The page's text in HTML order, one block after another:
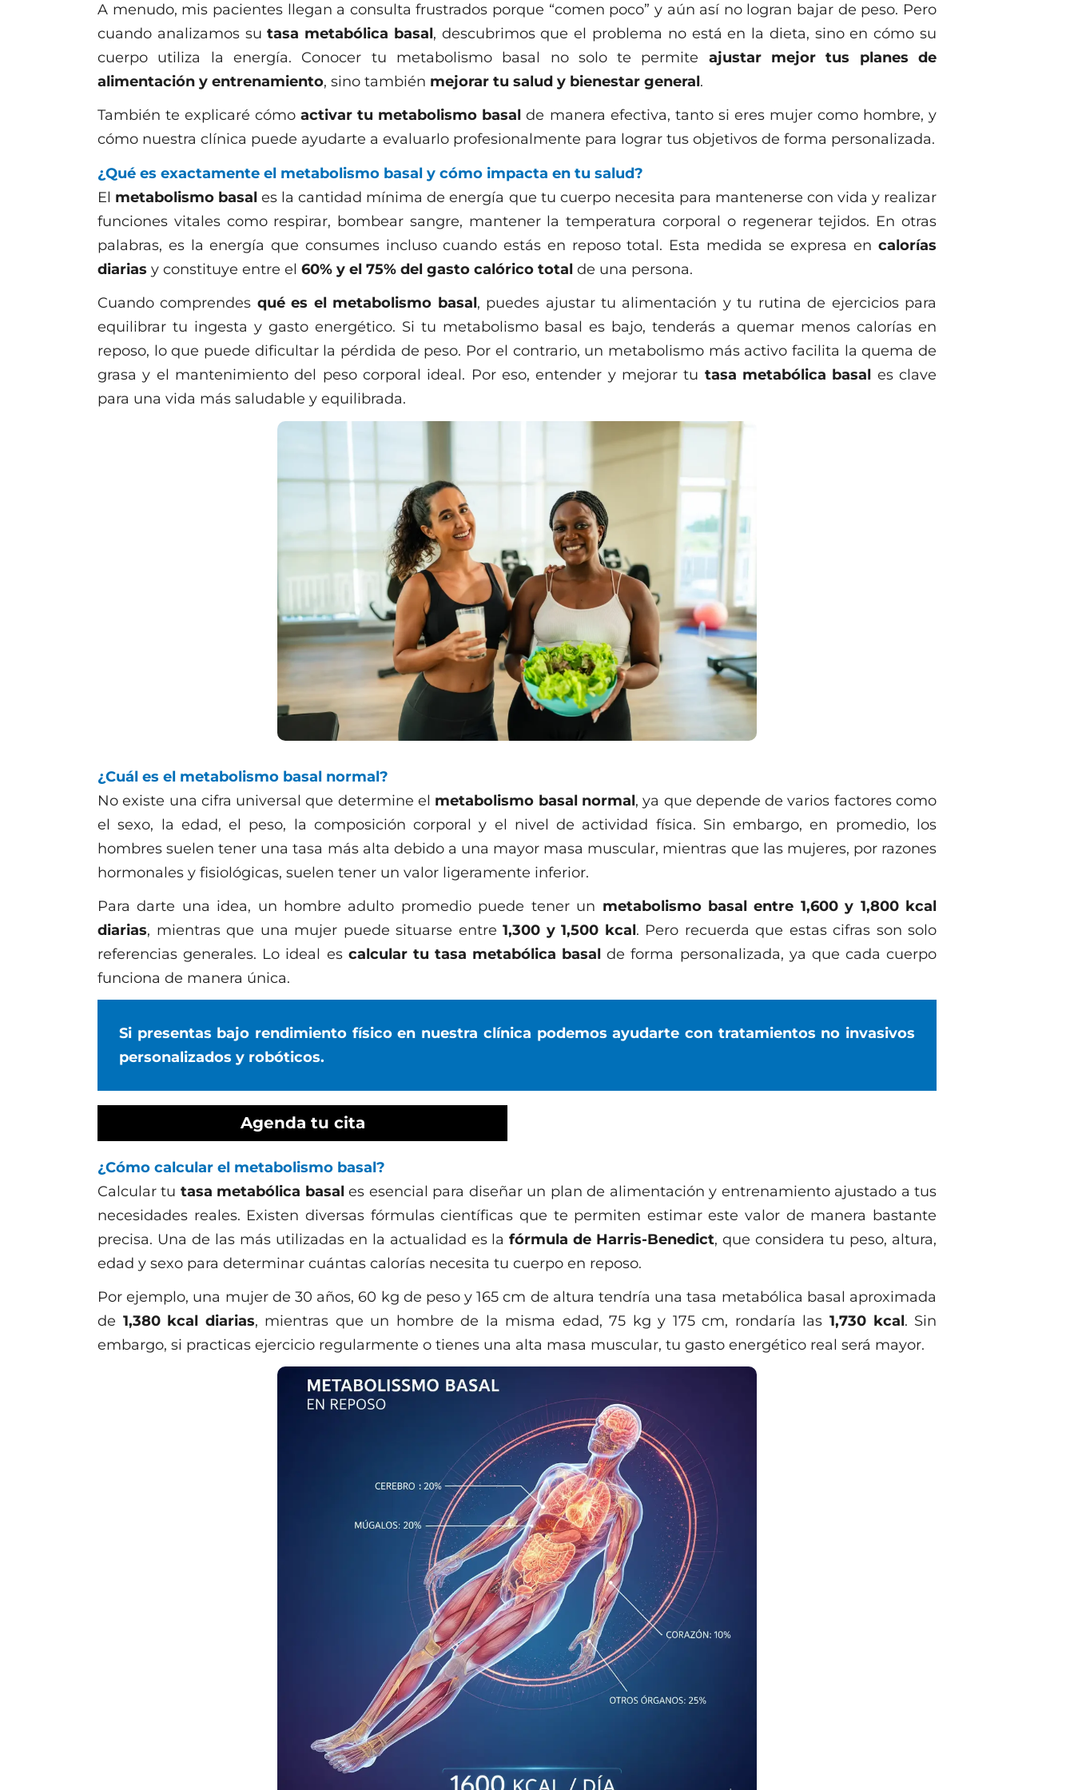
A menudo, mis pacientes llegan a consulta frustrados porque “comen poco” y aún así no logran bajar de peso. Pero
cuando analizamos sutasa metabólica basal, descubrimos que el problema no está en la dieta, sino en cómo su
cuerpo utiliza la energía. Conocer tu metabolismo basal no solo te permite ajustar mejor tus planes de
alimentación y entrenamiento, sino también mejorar tu salud y bienestar general.
También te explicaré cómoactivar tu metabolismo basal de manera efectiva, tanto si eres mujer como hombre, y
cómo nuestra clínica puede ayudarte a evaluarlo profesionalmente para lograr tus objetivos de forma personalizada.
¿Qué es exactamente el metabolismo basal y cómo impacta en tu salud?
El metabolismo basal es la cantidad mínima de energía que tu cuerpo necesita para mantenerse con vida y realizar
funciones vitales como respirar, bombear sangre, mantener la temperatura corporal o regenerar tejidos. En otras
palabras, es la energía que consumes incluso cuando estás en reposo total. Esta medida se expresa en calorías
diarias y constituye entre el 60% y el 75% del gasto calórico total de una persona.
Cuando comprendes qué es el metabolismo basal, puedes ajustar tu alimentación y tu rutina de ejercicios para
equilibrar tu ingesta y gasto energético. Si tu metabolismo basal es bajo, tenderás a quemar menos calorías en
reposo, lo que puede dificultar la pérdida de peso. Por el contrario, un metabolismo más activo facilita la quema de
grasa y el mantenimiento del peso corporal ideal. Por eso, entender y mejorar tu tasa metabólica basal es clave
para una vida más saludable y equilibrada.
¿Cuál es el metabolismo basal normal?
No existe una cifra universal que determine el metabolismo basal normal, ya que depende de varios factores como
el sexo, la edad, el peso, la composición corporal y el nivel de actividad física. Sin embargo, en promedio, los
hombres suelen tener una tasa más alta debido a una mayor masa muscular, mientras que las mujeres, por razones
hormonales y fisiológicas, suelen tener un valor ligeramente inferior.
Para darte una idea, un hombre adulto promedio puede tener un metabolismo basal entre 1,600 y 1,800 kcal
diarias, mientras que una mujer puede situarse entre 1,300 y 1,500 kcal. Pero recuerda que estas cifras son solo
referencias generales. Lo ideal es calcular tu tasa metabólica basal de forma personalizada, ya que cada cuerpo
funciona de manera única.
Si presentas bajo rendimiento físico en nuestra clínica podemos ayudarte con tratamientos no invasivos
personalizados y robóticos.
Agenda tu cita
¿Cómo calcular el metabolismo basal?
Calcular tu tasa metabólica basales esencial para diseñar un plan de alimentación y entrenamiento ajustado a tus
necesidades reales. Existen diversas fórmulas científicas que te permiten estimar este valor de manera bastante
precisa. Una de las más utilizadas en la actualidad es lafórmula de Harris-Benedict, que considera tu peso, altura,
edad y sexo para determinar cuántas calorías necesita tu cuerpo en reposo.
Por ejemplo, una mujer de 30 años, 60 kg de peso y 165 cm de altura tendría una tasa metabólica basal aproximada
de 1,380 kcal diarias, mientras que un hombre de la misma edad, 75 kg y 175 cm, rondaría las 1,730 kcal. Sin
embargo, si practicas ejercicio regularmente o tienes una alta masa muscular, tu gasto energético real será mayor.